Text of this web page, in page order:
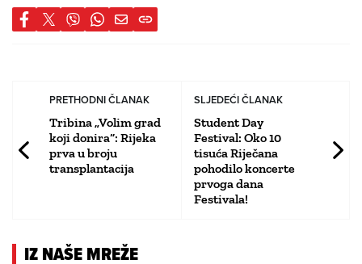
PRETHODNI ČLANAK
Tribina „Volim grad
koji donira“: Rijeka
prva u broju
transplantacija
SLJEDEĆI ČLANAK
Student Day
Festival: Oko 10
tisuća Riječana
pohodilo koncerte
prvoga dana
Festivala!
IZ NAŠE MREŽE